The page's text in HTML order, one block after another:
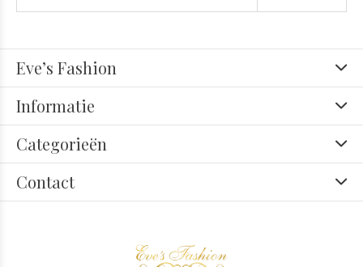
Eve’s Fashion
Informatie
Categorieën
Contact